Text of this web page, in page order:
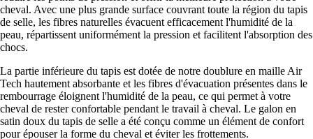
cheval. Avec une plus grande surface couvrant toute la région du tapis
de selle, les fibres naturelles évacuent efficacement l'humidité de la
peau, répartissent uniformément la pression et facilitent l'absorption des
chocs.
La partie inférieure du tapis est dotée de notre doublure en maille Air
Tech hautement absorbante et les fibres d'évacuation présentes dans le
rembourrage éloignent l'humidité de la peau, ce qui permet à votre
cheval de rester confortable pendant le travail à cheval. Le galon en
satin doux du tapis de selle a été conçu comme un élément de confort
pour épouser la forme du cheval et éviter les frottements.